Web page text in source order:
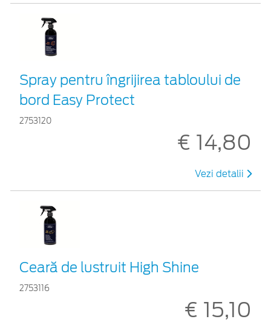
Spray pentru îngrijirea tabloului de
bord Easy Protect
2753120
€ 14,80
Vezi detalii
Ceară de lustruit High Shine
2753116
€ 15,10